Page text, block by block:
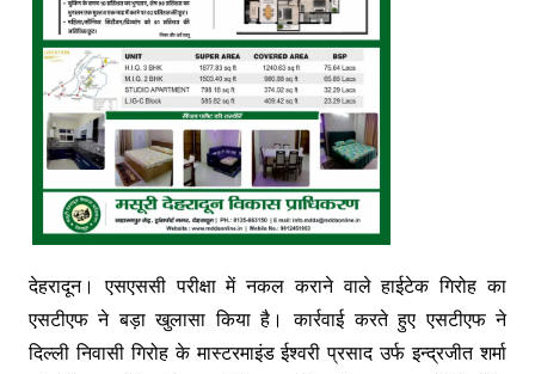
देहरादून। एसएससी परीक्षा में नकल कराने वाले हाईटेक गिरोह का
एसटीएफ ने बड़ा खुलासा किया है। कार्रवाई करते हुए एसटीएफ ने
दिल्ली निवासी गिरोह के मास्टरमाइंड ईश्वरी प्रसाद उर्फ इन्द्रजीत शर्मा